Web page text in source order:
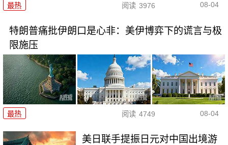
最热 阅读 3976 08-04
特朗普痛批伊朗口是心非：美伊博弈下的谎言与极
限施压
最热 阅读 4749 08-04
美日联手提振日元对中国出境游